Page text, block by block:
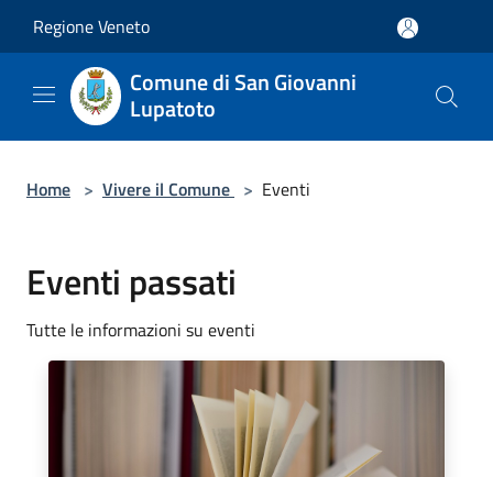
Regione Veneto
Comune di San Giovanni
Lupatoto
Home > Vivere il Comune > Eventi
Eventi passati
Tutte le informazioni su eventi